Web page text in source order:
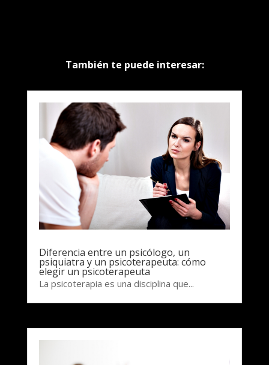
También te puede interesar:
Diferencia entre un psicólogo, un
psiquiatra y un psicoterapeuta: cómo
elegir un psicoterapeuta
La psicoterapia es una disciplina que...